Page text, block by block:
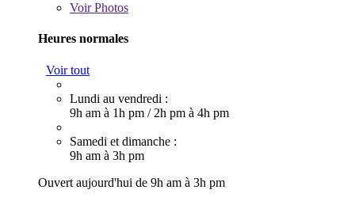
VoirPhotos
Heures normales
Voir tout
Lundi au vendredi :
9h am à 1h pm / 2h pm à 4h pm
Samedi et dimanche :
9h am à 3h pm
Ouvert aujourd'hui de 9h am à 3h pm